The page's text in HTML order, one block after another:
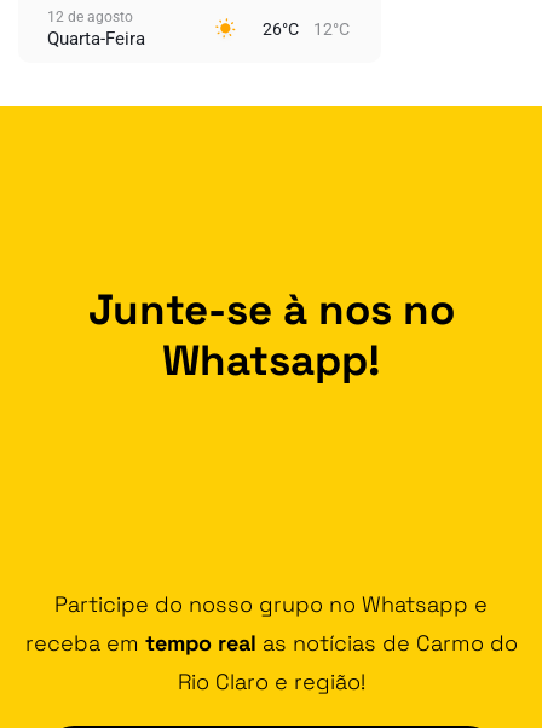
12 de agosto
Quarta-Feira 26°C 12°C
Junte-se à nos no
Whatsapp!
Participe do nosso grupo no Whatsapp e
receba em tempo real as notícias de Carmo do
Rio Claro e região!